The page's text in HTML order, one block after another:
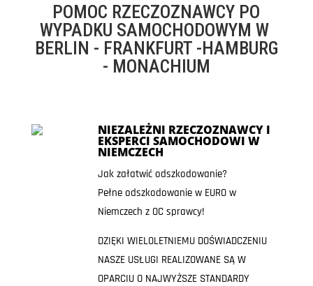
POMOC RZECZOZNAWCY PO
WYPADKU SAMOCHODOWYM W
BERLIN - FRANKFURT -HAMBURG
- MONACHIUM
NIEZALEŻNI RZECZOZNAWCY I
EKSPERCI SAMOCHODOWI W
NIEMCZECH
Jak załatwić odszkodowanie?
Pełne odszkodowanie w EURO w
Niemczech z OC sprawcy!
DZIĘKI WIELOLETNIEMU DOŚWIADCZENIU
NASZE USŁUGI REALIZOWANE SĄ W
OPARCIU O NAJWYŻSZE STANDARDY